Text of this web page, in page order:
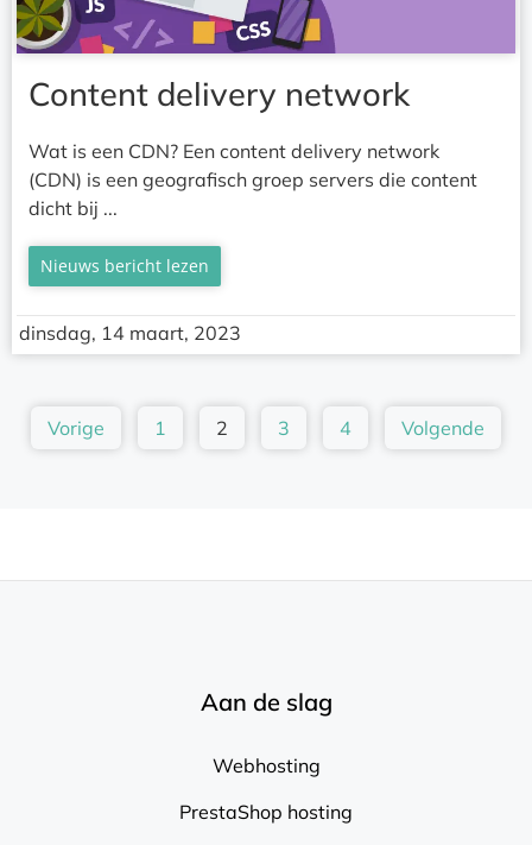
Content delivery network
Wat is een CDN? Een content delivery network
(CDN) is een geografisch groep servers die content
dicht bij ...
Nieuws bericht lezen
dinsdag, 14 maart, 2023
Vorige 1 2 3 4 Volgende
Aan de slag
Webhosting
PrestaShop hosting